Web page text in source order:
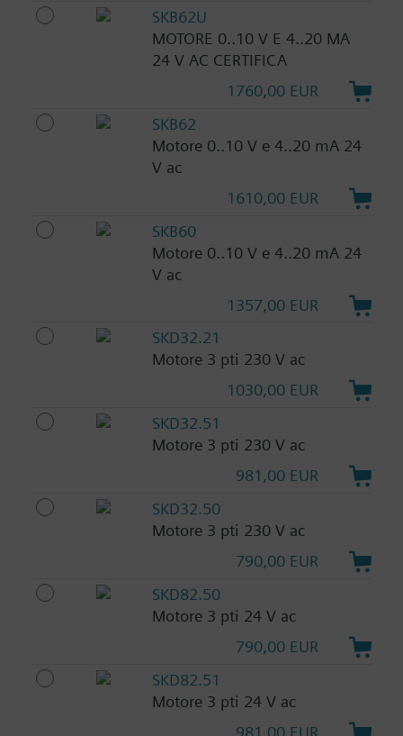
SKB62U
MOTORE 0..10 V E 4..20 MA
24 V AC CERTIFICA
1760,00 EUR
SKB62
Motore 0..10 V e 4..20 mA 24
V ac
1610,00 EUR
SKB60
Motore 0..10 V e 4..20 mA 24
V ac
1357,00 EUR
SKD32.21
Motore 3 pti 230 V ac
1030,00 EUR
SKD32.51
Motore 3 pti 230 V ac
981,00 EUR
SKD32.50
Motore 3 pti 230 V ac
790,00 EUR
SKD82.50
Motore 3 pti 24 V ac
790,00 EUR
SKD82.51
Motore 3 pti 24 V ac
981,00 EUR